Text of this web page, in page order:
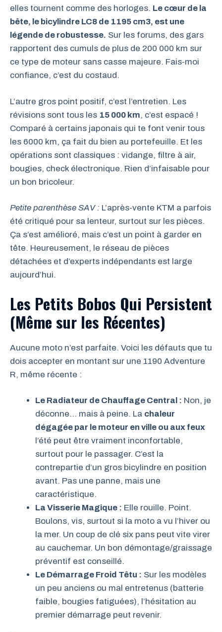
elles tournent comme des horloges. Le cœur de la
bête, le bicylindre LC8 de 1195 cm3, est une
légende de robustesse. Sur les forums, des gars
rapportent des cumuls de plus de 200 000 km sur
ce type de moteur sans casse majeure. Fais-moi
confiance, c’est du costaud.
L’autre gros point positif, c’est l’entretien. Les
révisions sont tous les 15 000 km, c’est espacé !
Comparé à certains japonais qui te font venir tous
les 6000 km, ça fait du bien au portefeuille. Et les
opérations sont classiques : vidange, filtre à air,
bougies, check électronique. Rien d’infaisable pour
un bon bricoleur.
Petite parenthèse SAV : L’après-vente KTM a parfois
été critiqué pour sa lenteur, surtout sur les pièces.
Ça s’est amélioré, mais c’est un point à garder en
tête. Heureusement, le réseau de pièces
détachées et d’experts indépendants est large
aujourd’hui.
Les Petits Bobos Qui Persistent
(Même sur les Récentes)
Aucune moto n’est parfaite. Voici les défauts que tu
dois accepter en montant sur une 1190 Adventure
R, même récente :
Le Radiateur de Chauffage Central : Non, je
déconne… mais à peine. La chaleur
dégagée par le moteur en ville ou aux feux
l’été peut être vraiment inconfortable,
surtout pour le passager. C’est la
contrepartie d’un gros bicylindre en position
avant. Pas une panne, mais une
caractéristique.
La Visserie Magique : Elle rouille. Point.
Boulons, vis, surtout si la moto a vu l’hiver ou
la mer. Un coup de clé six pans peut vite virer
au cauchemar. Un bon démontage/graissage
préventif est conseillé.
Le Démarrage Froid Têtu : Sur les modèles
un peu anciens ou mal entretenus (batterie
faible, bougies fatiguées), l’hésitation au
premier démarrage peut revenir.